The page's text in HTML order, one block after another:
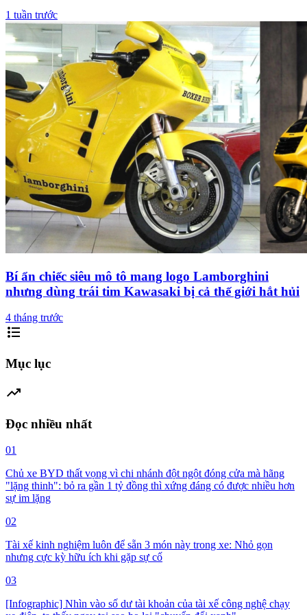
1 tuần trước
Bí ẩn chiếc siêu mô tô mang logo Lamborghini
nhưng dùng trái tim Kawasaki bị cả thế giới hắt hủi
4 tháng trước
format_list_bulleted
Mục lục
trending_up
Đọc nhiều nhất
01
Chủ xe BYD thất vọng vì chi nhánh đột ngột đóng cửa mà hãng
"lặng thinh": bỏ ra gần 1 tỷ đồng thì xứng đáng có được nhiều hơn
sự im lặng
02
Tài xế kinh nghiệm luôn để sẵn 3 món này trong xe: Nhỏ gọn
nhưng cực kỳ hữu ích khi gặp sự cố
03
[Infographic] Nhìn vào số dư tài khoản của tài xế công nghệ chạy